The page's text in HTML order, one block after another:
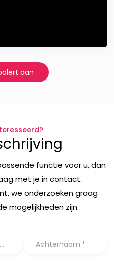
aan
functie voor u, dan
met je in contact.
we onderzoeken graag
mogelijkheden zijn.